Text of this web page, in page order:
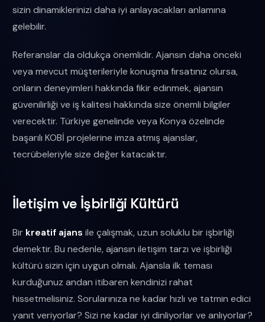
sizin dinamiklerinizi daha iyi anlayacakları anlamına
gelebilir.
Referanslar da oldukça önemlidir. Ajansın daha önceki
veya mevcut müşterileriyle konuşma fırsatınız olursa,
onların deneyimleri hakkında fikir edinmek, ajansın
güvenilirliği ve iş kalitesi hakkında size önemli bilgiler
verecektir. Türkiye genelinde veya Konya özelinde
başarılı KOBİ projelerine imza atmış ajanslar,
tecrübeleriyle size değer katacaktır.
İletişim ve İşbirliği Kültürü
Bir kreatif ajans ile çalışmak, uzun soluklu bir işbirliği
demektir. Bu nedenle, ajansın iletişim tarzı ve işbirliği
kültürü sizin için uygun olmalı. Ajansla ilk teması
kurduğunuz andan itibaren kendinizi rahat
hissetmelisiniz. Sorularınıza ne kadar hızlı ve tatmin edici
yanıt veriyorlar? Sizi ne kadar iyi dinliyorlar ve anlıyorlar?